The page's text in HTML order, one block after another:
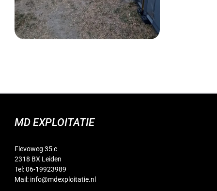
MD EXPLOITATIE
Flevoweg 35 c
2318 BX Leiden
Tel: 06-19923989
Mail: info@mdexploitatie.nl